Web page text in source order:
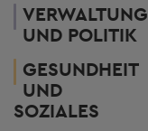
VERWALTUNG
UND POLITIK
GESUNDHEIT
UND
SOZIALES